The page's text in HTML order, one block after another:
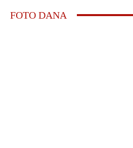
FOTO DANA